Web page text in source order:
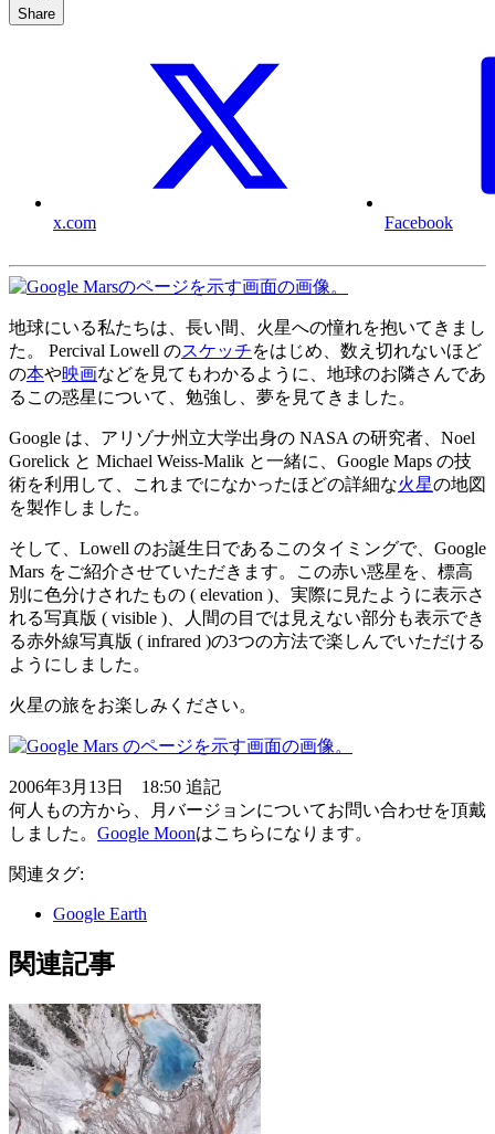
Share
x.com Facebook
地球にいる私たちは、長い間、火星への憧れを抱いてきまし
た。 Percival Lowell のスケッチをはじめ、数え切れないほど
の本や映画などを見てもわかるように、地球のお隣さんであ
るこの惑星について、勉強し、夢を見てきました。
Google は、アリゾナ州立大学出身の NASA の研究者、Noel
Gorelick と Michael Weiss-Malik と一緒に、Google Maps の技
術を利用して、これまでになかったほどの詳細な火星の地図
を製作しました。
そして、Lowell のお誕生日であるこのタイミングで、Google
Mars をご紹介させていただきます。この赤い惑星を、標高
別に色分けされたもの ( elevation )、実際に見たように表示さ
れる写真版 ( visible )、人間の目では見えない部分も表示でき
る赤外線写真版 ( infrared )の3つの方法で楽しんでいただける
ようにしました。
火星の旅をお楽しみください。
2006年3月13日 18:50 追記
何人もの方から、月バージョンについてお問い合わせを頂戴
しました。 Google Moonはこちらになります。
関連タグ:
Google Earth
関連記事